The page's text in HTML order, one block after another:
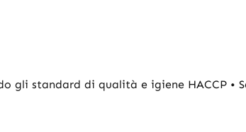
standard di qualità e igiene HACCP •